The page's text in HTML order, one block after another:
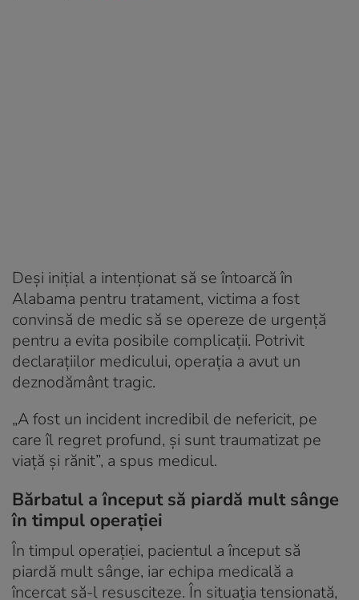
Deși inițial a intenționat să se întoarcă în
Alabama pentru tratament, victima a fost
convinsă de medic să se opereze de urgență
pentru a evita posibile complicații. Potrivit
declarațiilor medicului, operația a avut un
deznodământ tragic.
„A fost un incident incredibil de nefericit, pe
care îl regret profund, și sunt traumatizat pe
viață și rănit”, a spus medicul.
Bărbatul a început să piardă mult sânge
în timpul operației
În timpul operației, pacientul a început să
piardă mult sânge, iar echipa medicală a
încercat să-l resusciteze. În situația tensionată,